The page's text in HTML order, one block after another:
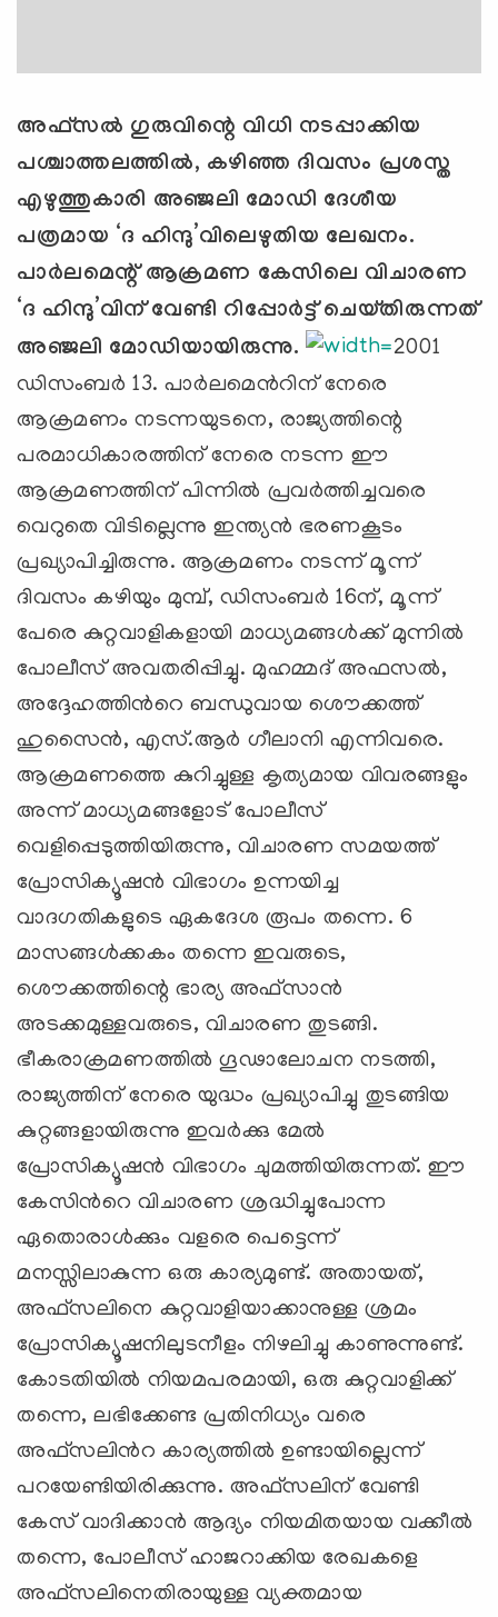
അഫ്സല്‍ ഗുരുവിന്റെ വിധി നടപ്പാക്കിയ
പശ്ചാത്തലത്തില്‍, കഴിഞ്ഞ ദിവസം പ്രശസ്ത
എഴുത്തുകാരി അഞ്ജലി മോഡി ദേശീയ
പത്രമായ ദ ഹിന്ദു വിലെഴുതിയ ലേഖനം.
പാര്‍ലമെന്റ് ആക്രമണ കേസിലെ വിചാരണ
ദ ഹിന്ദു വിന് വേണ്ടി റിപ്പോര്‍ട്ട് ചെയ്തിരുന്നത്
അഞ്ജലി മോഡിയായിരുന്നു.
2001
ഡിസംബര്‍ 13. പാര്‍ലമെന്‍റിന് നേരെ
ആക്രമണം നടന്നയുടനെ, രാജ്യത്തിന്റെ
പരമാധികാരത്തിന് നേരെ നടന്ന ഈ
ആക്രമണത്തിന് പിന്നില്‍ പ്രവര്‍ത്തിച്ചവരെ
വെറുതെ വിടില്ലെന്നു ഇന്ത്യന്‍ ഭരണകൂടം
പ്രഖ്യാപിച്ചിരുന്നു. ആക്രമണം നടന്ന് മൂന്ന്
ദിവസം കഴിയും മുമ്പ്, ഡിസംബര്‍ 16ന്, മൂന്ന്
പേരെ കുറ്റവാളികളായി മാധ്യമങ്ങള്‍ക്ക് മുന്നില്‍
പോലീസ് അവതരിപ്പിച്ചു. മുഹമ്മദ് അഫസല്‍,
അദ്ദേഹത്തിന്‍റെ ബന്ധുവായ ശൌക്കത്ത്
ഹുസൈന്‍, എസ്.ആര്‍ ഗീലാനി എന്നിവരെ.
ആക്രമണത്തെ കുറിച്ചുള്ള കൃത്യമായ വിവരങ്ങളും
അന്ന് മാധ്യമങ്ങളോട് പോലീസ്
വെളിപ്പെടുത്തിയിരുന്നു, വിചാരണ സമയത്ത്
പ്രോസിക്യൂഷന്‍ വിഭാഗം ഉന്നയിച്ച
വാദഗതികളുടെ ഏകദേശ രൂപം തന്നെ. 6
മാസങ്ങള്‍ക്കകം തന്നെ ഇവരുടെ,
ശൌക്കത്തിന്റെ ഭാര്യ അഫ്സാന്‍
അടക്കമുള്ളവരുടെ, വിചാരണ തുടങ്ങി.
ഭീകരാക്രമണത്തില്‍ ഗൂഢാലോചന നടത്തി,
രാജ്യത്തിന് നേരെ യുദ്ധം പ്രഖ്യാപിച്ചു തുടങ്ങിയ
കുറ്റങ്ങളായിരുന്നു ഇവര്‍ക്കു മേല്‍
പ്രോസിക്യൂഷന്‍ വിഭാഗം ചുമത്തിയിരുന്നത്. ഈ
കേസിന്‍റെ വിചാരണ ശ്രദ്ധിച്ചുപോന്ന
ഏതൊരാള്‍ക്കും വളരെ പെട്ടെന്ന്
മനസ്സിലാകുന്ന ഒരു കാര്യമുണ്ട്. അതായത്,
അഫ്സലിനെ കുറ്റവാളിയാക്കാനുള്ള ശ്രമം
പ്രോസിക്യൂഷനിലുടനീളം നിഴലിച്ചു കാണുന്നുണ്ട്.
കോടതിയില്‍ നിയമപരമായി, ഒരു കുറ്റവാളിക്ക്
തന്നെ, ലഭിക്കേണ്ട പ്രതിനിധ്യം വരെ
അഫ്സലിന്‍റ കാര്യത്തില്‍ ഉണ്ടായില്ലെന്ന്
പറയേണ്ടിയിരിക്കുന്നു. അഫ്സലിന് വേണ്ടി
കേസ് വാദിക്കാന്‍ ആദ്യം നിയമിതയായ വക്കീല്‍
തന്നെ, പോലീസ് ഹാജറാക്കിയ രേഖകളെ
അഫ്സലിനെതിരായുള്ള വ്യക്തമായ